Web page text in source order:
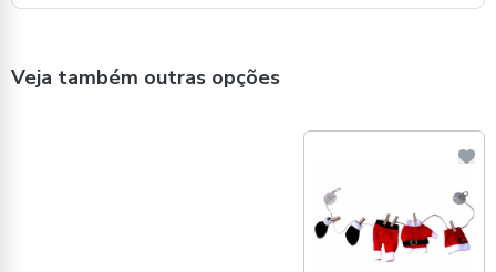
Veja também outras opções